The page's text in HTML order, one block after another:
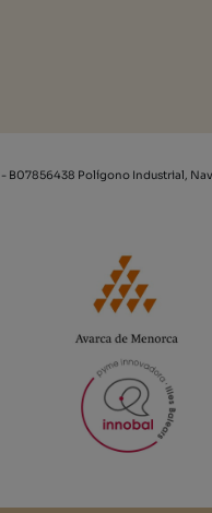
- B07856438 Polígono Industrial,